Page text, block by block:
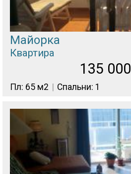
Майорка
Квартира
135 000
Пл: 65 м2 Спальни: 1